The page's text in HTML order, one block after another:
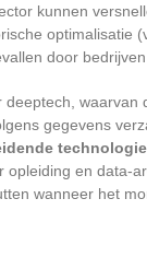
kunnen
optimalisatie
door
deeptech, waarvan
gegevens
technologie
opleiding en data-
wanneer het